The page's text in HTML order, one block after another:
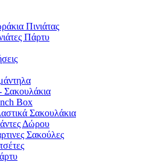
Πινιάτας
Πάρτυ
Σακουλάκια
Box
Σακουλάκια
Δώρου
Σακούλες